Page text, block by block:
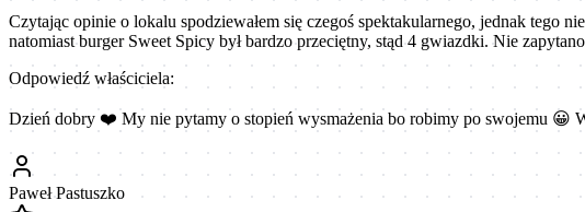
Czytając opinie o lokalu spodziewałem się czegoś spektakularnego, jednak tego
natomiast burger Sweet Spicy był bardzo przeciętny, stąd 4 gwiazdki. Nie
Odpowiedź właściciela:
Dzień dobry ❤️ My nie pytamy o stopień wysmażenia bo robimy po swojemu 😀
Paweł Pastuszko